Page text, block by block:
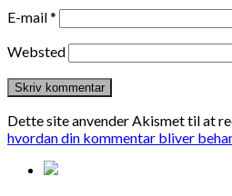
E-mail*
Websted
Dette site anvender Akismet til at
hvordan din kommentar bliver